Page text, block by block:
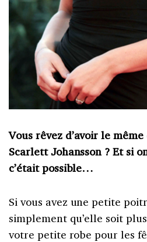
Vous rêvez d’avoir le
Scarlett Johansson ? Et si
c’était possible…
Si vous avez une petite
simplement qu’elle soit
votre petite robe pour les